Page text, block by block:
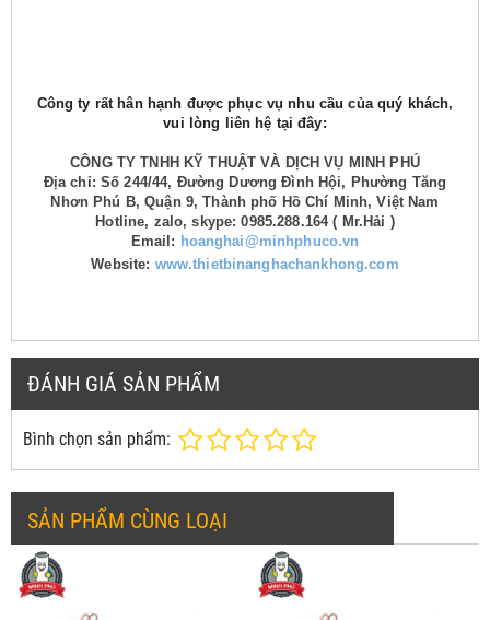
Công ty rất hân hạnh được phục vụ nhu cầu của quý khách,
vui lòng liên hệ tại đây:
CÔNG TY TNHH KỸ THUẬT VÀ DỊCH VỤ MINH PHÚ
Địa chỉ: Số 244/44, Đường Dương Đình Hội, Phường Tăng
Nhơn Phú B, Quận 9, Thành phố Hồ Chí Minh, Việt Nam
Hotline, zalo, skype: 0985.288.164 ( Mr.Hải )
Email: hoanghai@minhphuco.vn
Website: www.thietbinanghachankhong.com
ĐÁNH GIÁ SẢN PHẨM
Bình chọn sản phẩm:
SẢN PHẨM CÙNG LOẠI